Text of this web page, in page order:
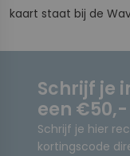
kaart staat bij de
Schrijf je
een
Schrijf je hier
kortingscode